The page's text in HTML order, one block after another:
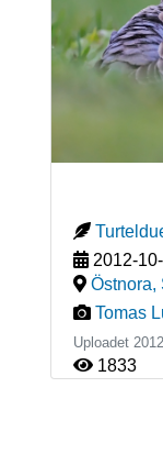
2012-
Östnora,
Tomas
Uploadet
1833